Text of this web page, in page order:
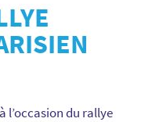
l’occasion du rallye